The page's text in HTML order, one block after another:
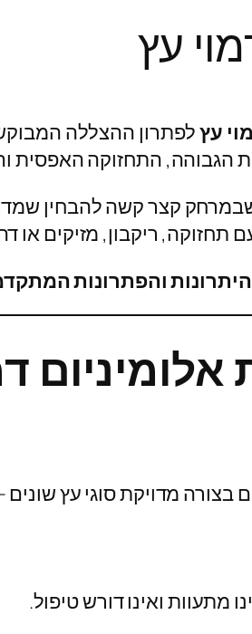
עץ
עץלפתרון ההצללה
הגבוהה, התחזוקה האפסית
שבמרחק קצר קשה להבחין
ריקבון, מזיקים או
והפתרונות
מדויקת סוגי עץ שונים
מתעוות ואינו דורש טיפול.